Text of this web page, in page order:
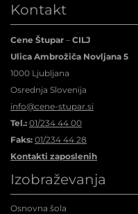
Kontakt
Cene Štupar – CILJ
Ulica Ambrožiča Novljana 5
1000 Ljubljana
Osrednja Slovenija
info@cene-stupar.si
Tel.: 01/234 44 00
Faks: 01/234 44 28
Kontakti zaposlenih
Izobraževanja
Osnovna šola